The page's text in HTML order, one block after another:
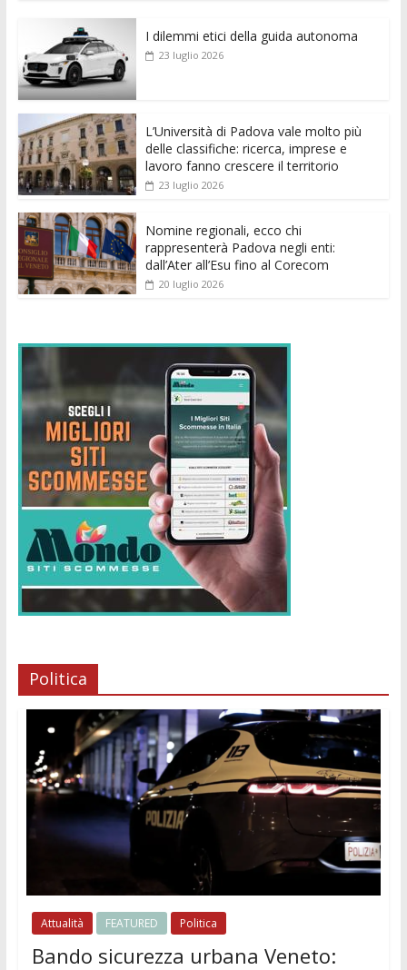
e
b
o
o
k
itt
er
ai
l s
p
ss
e
er
di e di
I dilemmi etici della guida autonoma
23 luglio 2026
L’Università di Padova vale molto più
delle classifiche: ricerca, imprese e
lavoro fanno crescere il territorio
23 luglio 2026
Nomine regionali, ecco chi
rappresenterà Padova negli enti:
dall’Ater all’Esu fino al Corecom
20 luglio 2026
Politica
Attualità FEATURED Politica
Bando sicurezza urbana Veneto: